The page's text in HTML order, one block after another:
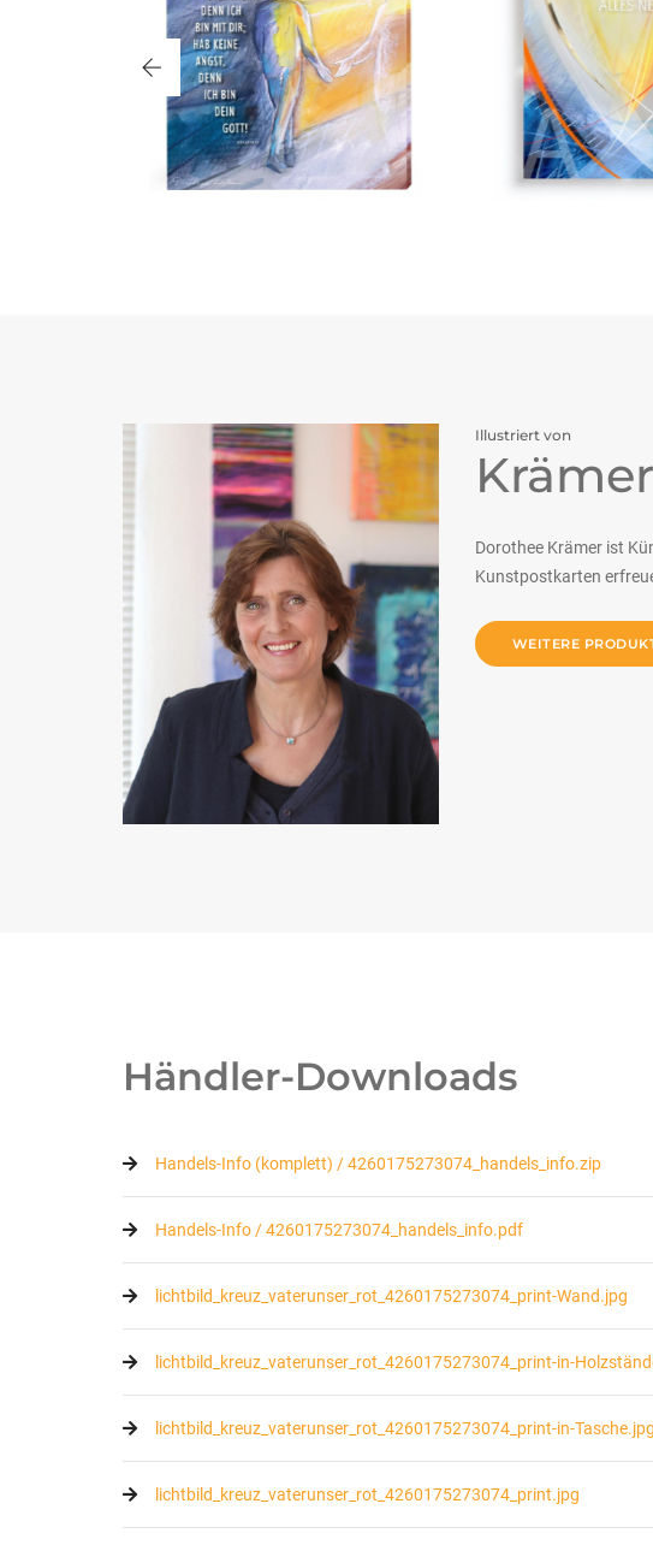
Illustriert von
Krämer
Dorothee Krämer ist
Kunstpostkarten
WEITERE
Händler-Downloads
Handels-Info (komplett) / 4260175273074_handels_info.zip
Handels-Info / 4260175273074_handels_info.pdf
lichtbild_kreuz_vaterunser_rot_4260175273074_print-Wand.jpg
lichtbild_kreuz_vaterunser_rot_4260175273074_print-in-
lichtbild_kreuz_vaterunser_rot_4260175273074_print-in-Tasche.jpg
lichtbild_kreuz_vaterunser_rot_4260175273074_print.jpg